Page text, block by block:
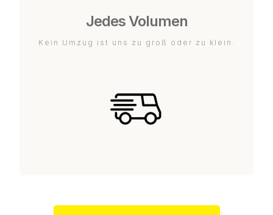
Jedes Volumen
Kein Umzug ist uns zu groß oder zu klein.